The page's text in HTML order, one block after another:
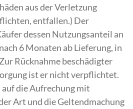
aus der Verletzung
entfallen.) Der
dessen Nutzungsanteil an
6 Monaten ab Lieferung, in
Rücknahme beschädigter
ist er nicht verpflichtet.
die Aufrechung mit
Art und die Geltendmachung